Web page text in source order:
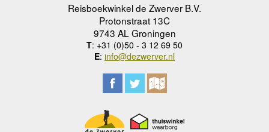
Reisboekwinkel de Zwerver B.V.
Protonstraat 13C
9743 AL Groningen
T: +31 (0)50 - 3 12 69 50
E: info@dezwerver.nl